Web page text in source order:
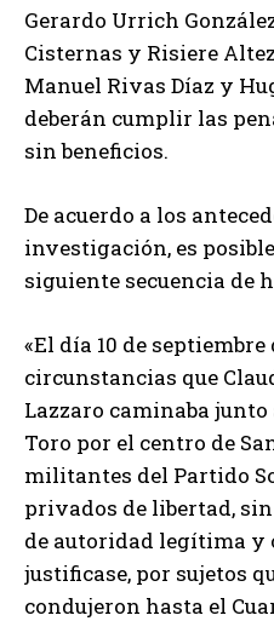
Gerardo Urrich
Cisternas y Risiere
Manuel Rivas Díaz y
deberán cumplir las
sin beneficios.
De acuerdo a los
investigación, es
siguiente secuencia de
«El día 10 de septiembre
circunstancias que
Lazzaro caminaba
Toro por el centro de
militantes del Partido
privados de libertad,
de autoridad legítima y
justificase, por sujetos
condujeron hasta el